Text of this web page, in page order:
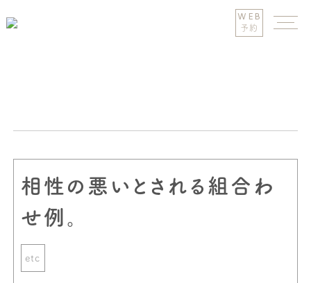
WEB
予約
相性の悪いとされる組合わ
せ例。
etc